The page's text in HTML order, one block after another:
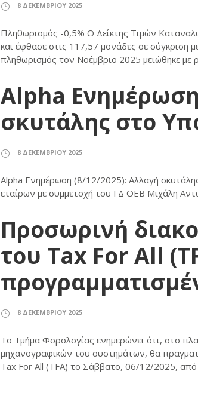
8 ΔΕΚΕΜΒΡΊΟΥ 2025
Πληθωρισμός -0,5% Ο Δείκτης Τιμών
και έφθασε στις 117,57 μονάδες σε
πληθωρισμός τον Νοέμβριο 2025 μειώθηκε με
Alpha
σκυτάλης στο
8 ΔΕΚΕΜΒΡΊΟΥ 2025
Alpha Ενημέρωση (8/12/2025): Αλλαγή
εταίρων με συμμετοχή του ΓΔ ΟΕΒ Μιχάλη
Προσωρινή
του Tax For All
8 ΔΕΚΕΜΒΡΊΟΥ 2025
Το Τμήμα Φορολογίας ενημερώνει ότι, στο
μηχανογραφικών του συστημάτων, θα
Tax For All (TFA) το Σάββατο, 06/12/2025,